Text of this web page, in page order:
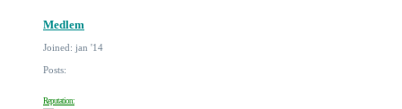
Medlem
Joined: jan '14
Posts:
Reputation: